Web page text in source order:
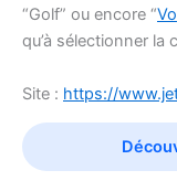
“Golf” ou encore “
qu’à sélectionner la
Site : https://